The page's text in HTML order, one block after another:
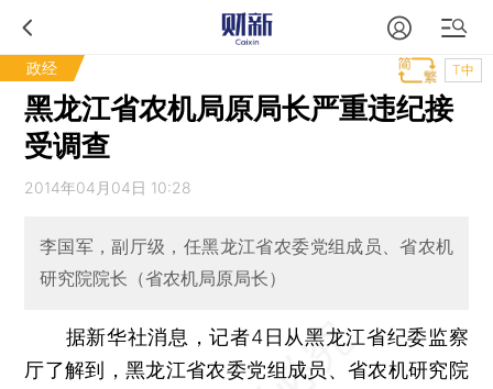
政经 T中
黑龙江省农机局原局长严重违纪接
受调查
2014年04月04日 10:28
李国军，副厅级，任黑龙江省农委党组成员、省农机
研究院院长（省农机局原局长）
据新华社消息，记者4日从黑龙江省纪委监察
厅了解到，黑龙江省农委党组成员、省农机研究院